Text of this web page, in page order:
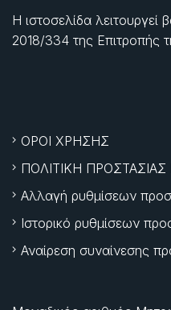
Η ιστοσελίδα
2018/334 της Επιτροπής
ΟΡΟΙ ΧΡΗΣΗΣ
ΠΟΛΙΤΙΚΗ
Αλλαγή ρυθμίσεων
Ιστορικό ρυθμίσεων
Αναίρεση συναίνεσης